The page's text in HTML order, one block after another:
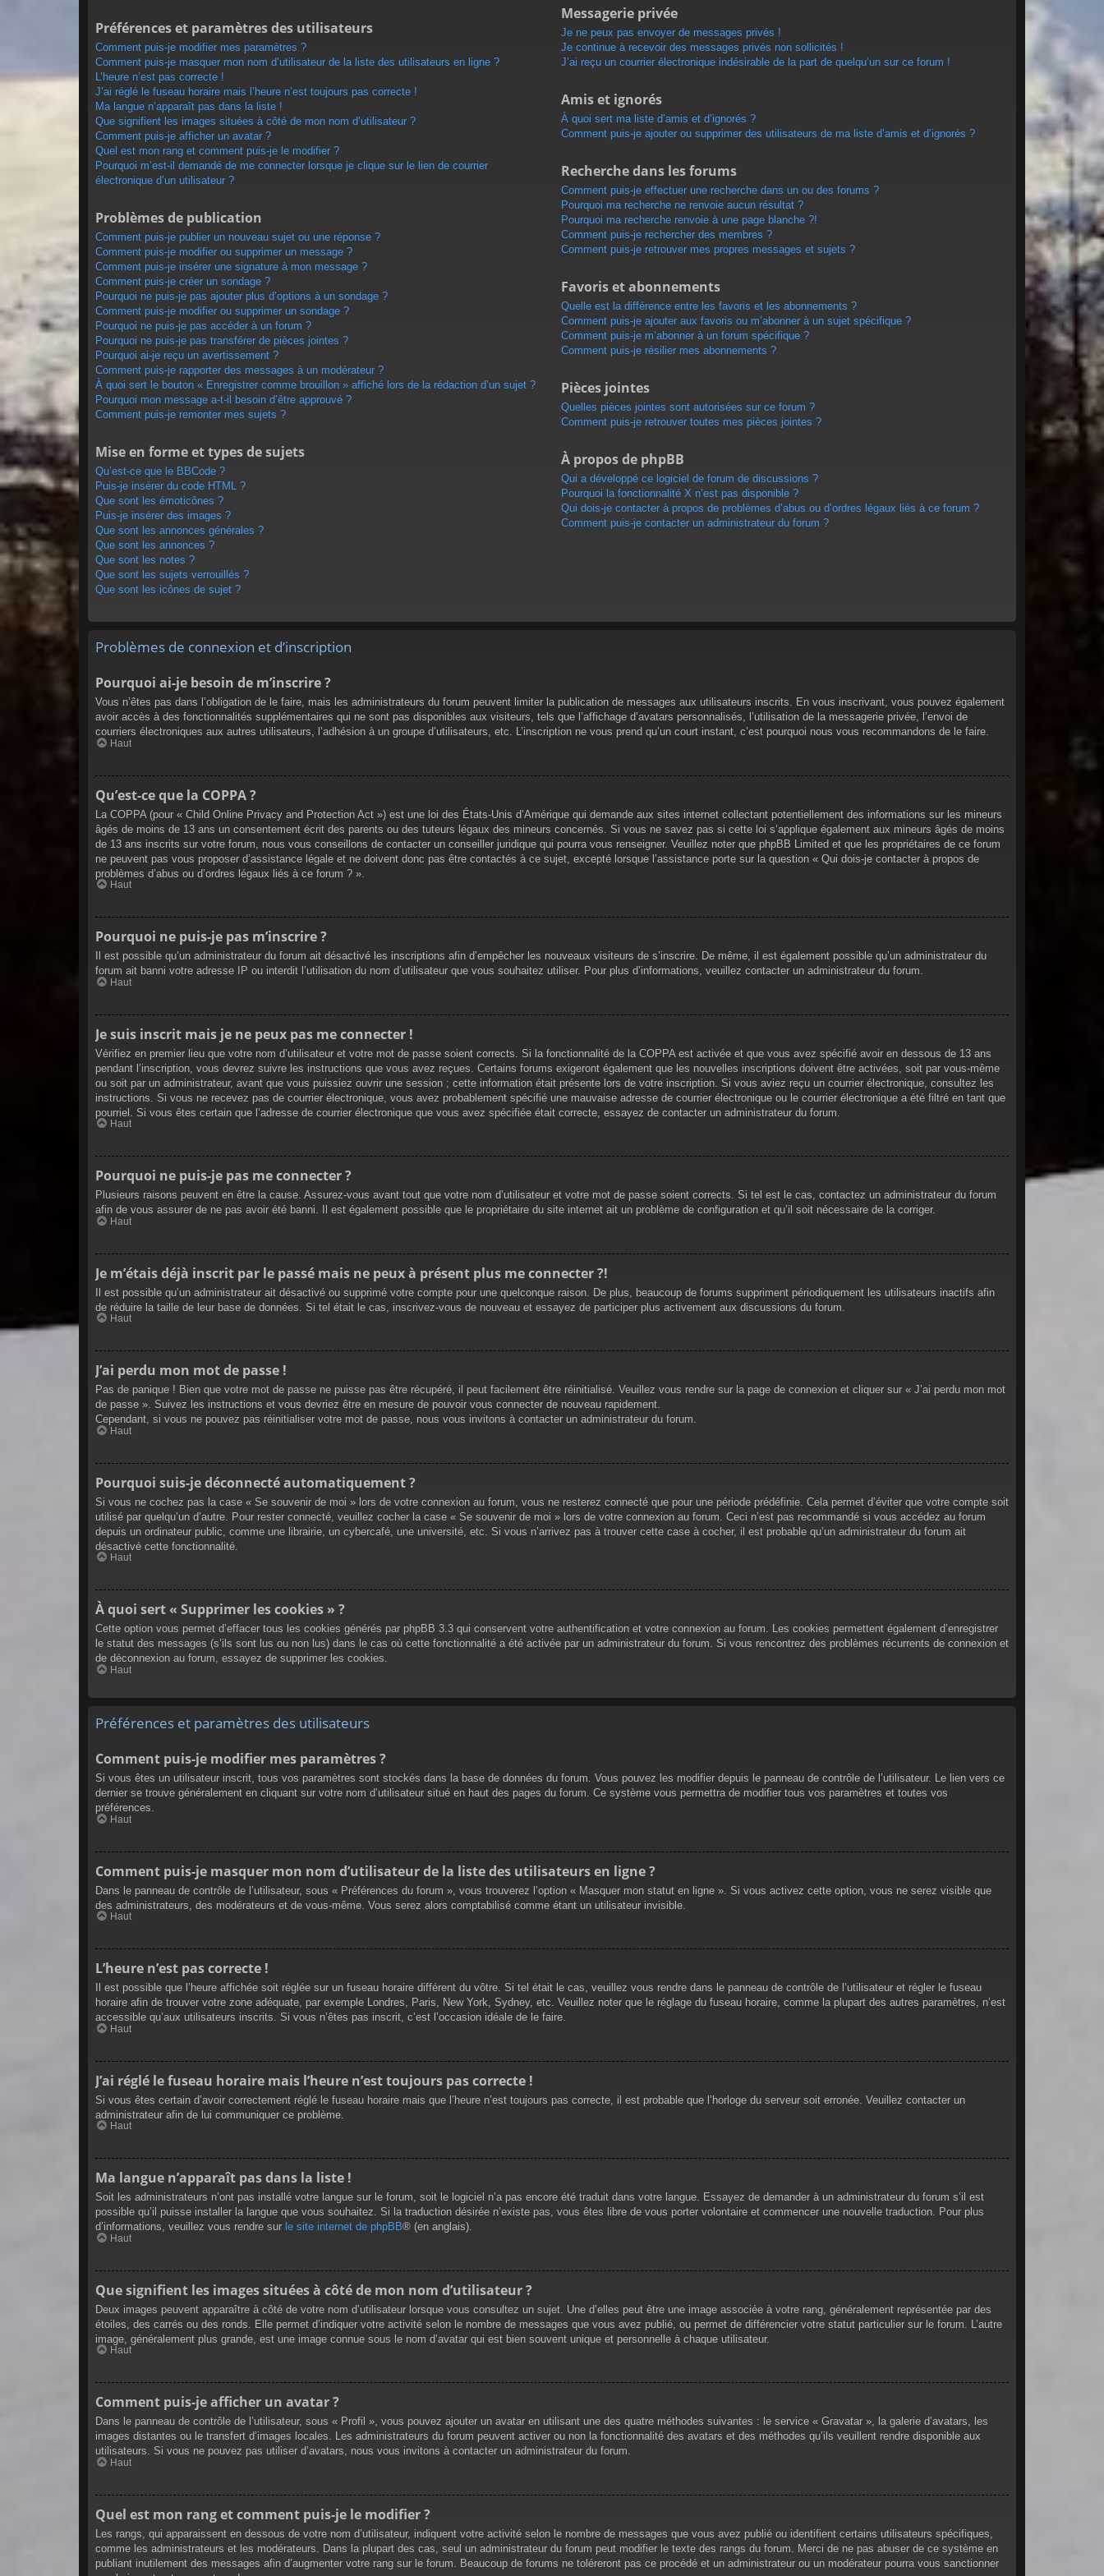
Préférences et paramètres des utilisateurs
Comment puis-je modifier mes paramètres ?
Comment puis-je masquer mon nom d’utilisateur de la liste des utilisateurs en ligne ?
L’heure n’est pas correcte !
J’ai réglé le fuseau horaire mais l’heure n’est toujours pas correcte !
Ma langue n’apparaît pas dans la liste !
Que signifient les images situées à côté de mon nom d’utilisateur ?
Comment puis-je afficher un avatar ?
Quel est mon rang et comment puis-je le modifier ?
Pourquoi m’est-il demandé de me connecter lorsque je clique sur le lien de courrier
électronique d’un utilisateur ?
Problèmes de publication
Comment puis-je publier un nouveau sujet ou une réponse ?
Comment puis-je modifier ou supprimer un message ?
Comment puis-je insérer une signature à mon message ?
Comment puis-je créer un sondage ?
Pourquoi ne puis-je pas ajouter plus d’options à un sondage ?
Comment puis-je modifier ou supprimer un sondage ?
Pourquoi ne puis-je pas accéder à un forum ?
Pourquoi ne puis-je pas transférer de pièces jointes ?
Pourquoi ai-je reçu un avertissement ?
Comment puis-je rapporter des messages à un modérateur ?
À quoi sert le bouton « Enregistrer comme brouillon » affiché lors de la rédaction d’un sujet ?
Pourquoi mon message a-t-il besoin d’être approuvé ?
Comment puis-je remonter mes sujets ?
Mise en forme et types de sujets
Qu’est-ce que le BBCode ?
Puis-je insérer du code HTML ?
Que sont les émoticônes ?
Puis-je insérer des images ?
Que sont les annonces générales ?
Que sont les annonces ?
Que sont les notes ?
Que sont les sujets verrouillés ?
Que sont les icônes de sujet ?
Messagerie privée
Je ne peux pas envoyer de messages privés !
Je continue à recevoir des messages privés non sollicités !
J’ai reçu un courrier électronique indésirable de la part de quelqu’un sur ce forum !
Amis et ignorés
À quoi sert ma liste d’amis et d’ignorés ?
Comment puis-je ajouter ou supprimer des utilisateurs de ma liste d’amis et d’ignorés ?
Recherche dans les forums
Comment puis-je effectuer une recherche dans un ou des forums ?
Pourquoi ma recherche ne renvoie aucun résultat ?
Pourquoi ma recherche renvoie à une page blanche ?!
Comment puis-je rechercher des membres ?
Comment puis-je retrouver mes propres messages et sujets ?
Favoris et abonnements
Quelle est la différence entre les favoris et les abonnements ?
Comment puis-je ajouter aux favoris ou m’abonner à un sujet spécifique ?
Comment puis-je m’abonner à un forum spécifique ?
Comment puis-je résilier mes abonnements ?
Pièces jointes
Quelles pièces jointes sont autorisées sur ce forum ?
Comment puis-je retrouver toutes mes pièces jointes ?
À propos de phpBB
Qui a développé ce logiciel de forum de discussions ?
Pourquoi la fonctionnalité X n’est pas disponible ?
Qui dois-je contacter à propos de problèmes d’abus ou d’ordres légaux liés à ce forum ?
Comment puis-je contacter un administrateur du forum ?
Problèmes de connexion et d’inscription
Pourquoi ai-je besoin de m’inscrire ?
Vous n’êtes pas dans l’obligation de le faire, mais les administrateurs du forum peuvent limiter la publication de messages aux utilisateurs inscrits. En vous inscrivant, vous pouvez également
avoir accès à des fonctionnalités supplémentaires qui ne sont pas disponibles aux visiteurs, tels que l’affichage d’avatars personnalisés, l’utilisation de la messagerie privée, l’envoi de
courriers électroniques aux autres utilisateurs, l’adhésion à un groupe d’utilisateurs, etc. L’inscription ne vous prend qu’un court instant, c’est pourquoi nous vous recommandons de le faire.
Haut
Qu’est-ce que la COPPA ?
La COPPA (pour « Child Online Privacy and Protection Act ») est une loi des États-Unis d’Amérique qui demande aux sites internet collectant potentiellement des informations sur les mineurs
âgés de moins de 13 ans un consentement écrit des parents ou des tuteurs légaux des mineurs concernés. Si vous ne savez pas si cette loi s’applique également aux mineurs âgés de moins
de 13 ans inscrits sur votre forum, nous vous conseillons de contacter un conseiller juridique qui pourra vous renseigner. Veuillez noter que phpBB Limited et que les propriétaires de ce forum
ne peuvent pas vous proposer d’assistance légale et ne doivent donc pas être contactés à ce sujet, excepté lorsque l’assistance porte sur la question « Qui dois-je contacter à propos de
problèmes d’abus ou d’ordres légaux liés à ce forum ? ».
Haut
Pourquoi ne puis-je pas m’inscrire ?
Il est possible qu’un administrateur du forum ait désactivé les inscriptions afin d’empêcher les nouveaux visiteurs de s’inscrire. De même, il est également possible qu’un administrateur du
forum ait banni votre adresse IP ou interdit l’utilisation du nom d’utilisateur que vous souhaitez utiliser. Pour plus d’informations, veuillez contacter un administrateur du forum.
Haut
Je suis inscrit mais je ne peux pas me connecter !
Vérifiez en premier lieu que votre nom d’utilisateur et votre mot de passe soient corrects. Si la fonctionnalité de la COPPA est activée et que vous avez spécifié avoir en dessous de 13 ans
pendant l’inscription, vous devrez suivre les instructions que vous avez reçues. Certains forums exigeront également que les nouvelles inscriptions doivent être activées, soit par vous-même
ou soit par un administrateur, avant que vous puissiez ouvrir une session ; cette information était présente lors de votre inscription. Si vous aviez reçu un courrier électronique, consultez les
instructions. Si vous ne recevez pas de courrier électronique, vous avez probablement spécifié une mauvaise adresse de courrier électronique ou le courrier électronique a été filtré en tant que
pourriel. Si vous êtes certain que l’adresse de courrier électronique que vous avez spécifiée était correcte, essayez de contacter un administrateur du forum.
Haut
Pourquoi ne puis-je pas me connecter ?
Plusieurs raisons peuvent en être la cause. Assurez-vous avant tout que votre nom d’utilisateur et votre mot de passe soient corrects. Si tel est le cas, contactez un administrateur du forum
afin de vous assurer de ne pas avoir été banni. Il est également possible que le propriétaire du site internet ait un problème de configuration et qu’il soit nécessaire de la corriger.
Haut
Je m’étais déjà inscrit par le passé mais ne peux à présent plus me connecter ?!
Il est possible qu’un administrateur ait désactivé ou supprimé votre compte pour une quelconque raison. De plus, beaucoup de forums suppriment périodiquement les utilisateurs inactifs afin
de réduire la taille de leur base de données. Si tel était le cas, inscrivez-vous de nouveau et essayez de participer plus activement aux discussions du forum.
Haut
J’ai perdu mon mot de passe !
Pas de panique ! Bien que votre mot de passe ne puisse pas être récupéré, il peut facilement être réinitialisé. Veuillez vous rendre sur la page de connexion et cliquer sur « J’ai perdu mon mot
de passe ». Suivez les instructions et vous devriez être en mesure de pouvoir vous connecter de nouveau rapidement.
Cependant, si vous ne pouvez pas réinitialiser votre mot de passe, nous vous invitons à contacter un administrateur du forum.
Haut
Pourquoi suis-je déconnecté automatiquement ?
Si vous ne cochez pas la case « Se souvenir de moi » lors de votre connexion au forum, vous ne resterez connecté que pour une période prédéfinie. Cela permet d’éviter que votre compte soit
utilisé par quelqu’un d’autre. Pour rester connecté, veuillez cocher la case « Se souvenir de moi » lors de votre connexion au forum. Ceci n’est pas recommandé si vous accédez au forum
depuis un ordinateur public, comme une librairie, un cybercafé, une université, etc. Si vous n’arrivez pas à trouver cette case à cocher, il est probable qu’un administrateur du forum ait
désactivé cette fonctionnalité.
Haut
À quoi sert « Supprimer les cookies » ?
Cette option vous permet d’effacer tous les cookies générés par phpBB 3.3 qui conservent votre authentification et votre connexion au forum. Les cookies permettent également d’enregistrer
le statut des messages (s’ils sont lus ou non lus) dans le cas où cette fonctionnalité a été activée par un administrateur du forum. Si vous rencontrez des problèmes récurrents de connexion et
de déconnexion au forum, essayez de supprimer les cookies.
Haut
Préférences et paramètres des utilisateurs
Comment puis-je modifier mes paramètres ?
Si vous êtes un utilisateur inscrit, tous vos paramètres sont stockés dans la base de données du forum. Vous pouvez les modifier depuis le panneau de contrôle de l’utilisateur. Le lien vers ce
dernier se trouve généralement en cliquant sur votre nom d’utilisateur situé en haut des pages du forum. Ce système vous permettra de modifier tous vos paramètres et toutes vos
préférences.
Haut
Comment puis-je masquer mon nom d’utilisateur de la liste des utilisateurs en ligne ?
Dans le panneau de contrôle de l’utilisateur, sous « Préférences du forum », vous trouverez l’option « Masquer mon statut en ligne ». Si vous activez cette option, vous ne serez visible que
des administrateurs, des modérateurs et de vous-même. Vous serez alors comptabilisé comme étant un utilisateur invisible.
Haut
L’heure n’est pas correcte !
Il est possible que l’heure affichée soit réglée sur un fuseau horaire différent du vôtre. Si tel était le cas, veuillez vous rendre dans le panneau de contrôle de l’utilisateur et régler le fuseau
horaire afin de trouver votre zone adéquate, par exemple Londres, Paris, New York, Sydney, etc. Veuillez noter que le réglage du fuseau horaire, comme la plupart des autres paramètres, n’est
accessible qu’aux utilisateurs inscrits. Si vous n’êtes pas inscrit, c’est l’occasion idéale de le faire.
Haut
J’ai réglé le fuseau horaire mais l’heure n’est toujours pas correcte !
Si vous êtes certain d’avoir correctement réglé le fuseau horaire mais que l’heure n’est toujours pas correcte, il est probable que l’horloge du serveur soit erronée. Veuillez contacter un
administrateur afin de lui communiquer ce problème.
Haut
Ma langue n’apparaît pas dans la liste !
Soit les administrateurs n’ont pas installé votre langue sur le forum, soit le logiciel n’a pas encore été traduit dans votre langue. Essayez de demander à un administrateur du forum s’il est
possible qu’il puisse installer la langue que vous souhaitez. Si la traduction désirée n’existe pas, vous êtes libre de vous porter volontaire et commencer une nouvelle traduction. Pour plus
d’informations, veuillez vous rendre sur le site internet de phpBB® (en anglais).
Haut
Que signifient les images situées à côté de mon nom d’utilisateur ?
Deux images peuvent apparaître à côté de votre nom d’utilisateur lorsque vous consultez un sujet. Une d’elles peut être une image associée à votre rang, généralement représentée par des
étoiles, des carrés ou des ronds. Elle permet d’indiquer votre activité selon le nombre de messages que vous avez publié, ou permet de différencier votre statut particulier sur le forum. L’autre
image, généralement plus grande, est une image connue sous le nom d’avatar qui est bien souvent unique et personnelle à chaque utilisateur.
Haut
Comment puis-je afficher un avatar ?
Dans le panneau de contrôle de l’utilisateur, sous « Profil », vous pouvez ajouter un avatar en utilisant une des quatre méthodes suivantes : le service « Gravatar », la galerie d’avatars, les
images distantes ou le transfert d’images locales. Les administrateurs du forum peuvent activer ou non la fonctionnalité des avatars et des méthodes qu’ils veuillent rendre disponible aux
utilisateurs. Si vous ne pouvez pas utiliser d’avatars, nous vous invitons à contacter un administrateur du forum.
Haut
Quel est mon rang et comment puis-je le modifier ?
Les rangs, qui apparaissent en dessous de votre nom d’utilisateur, indiquent votre activité selon le nombre de messages que vous avez publié ou identifient certains utilisateurs spécifiques,
comme les administrateurs et les modérateurs. Dans la plupart des cas, seul un administrateur du forum peut modifier le texte des rangs du forum. Merci de ne pas abuser de ce système en
publiant inutilement des messages afin d’augmenter votre rang sur le forum. Beaucoup de forums ne toléreront pas ce procédé et un administrateur ou un modérateur pourra vous sanctionner